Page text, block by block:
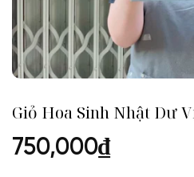
Giỏ Hoa Sinh Nhật Dư
750,000₫